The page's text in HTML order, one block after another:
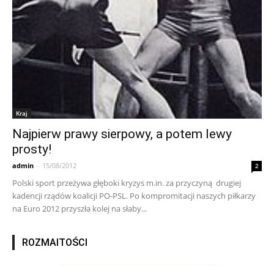
Kraj
Najpierw prawy sierpowy, a potem lewy
prosty!
admin - 15/08/2012 2
Polski sport przeżywa głęboki kryzys m.in. za przyczyną drugiej
kadencji rządów koalicji PO-PSL. Po kompromitacji naszych piłkarzy
na Euro 2012 przyszła kolej na słaby...
ROZMAITOŚCI